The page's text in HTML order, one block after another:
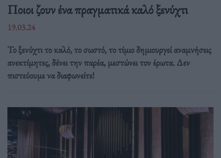
Ποιοι ζουν ένα πραγματικά καλό ξενύχτι
19.03.24
Το ξενύχτι το καλό, το σωστό, το τίμιο δημιουργεί αναμνήσεις
ανεκτίμητες, δένει την παρέα, μεστώνει τον έρωτα. Δεν
πιστεύουμε να διαφωνείτε!